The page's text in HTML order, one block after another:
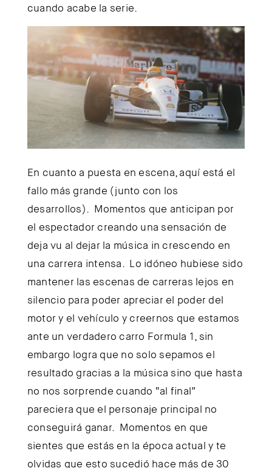
cuando acabe la serie.
En cuanto a puesta en escena, aquí está el
fallo más grande (junto con los
desarrollos). Momentos que anticipan por
el espectador creando una sensación de
deja vu al dejar la música in crescendo en
una carrera intensa. Lo idóneo hubiese sido
mantener las escenas de carreras lejos en
silencio para poder apreciar el poder del
motor y el vehículo y creernos que estamos
ante un verdadero carro Formula 1, sin
embargo logra que no solo sepamos el
resultado gracias a la música sino que hasta
no nos sorprende cuando “al final”
pareciera que el personaje principal no
conseguirá ganar. Momentos en que
sientes que estás en la época actual y te
olvidas que esto sucedió hace más de 30